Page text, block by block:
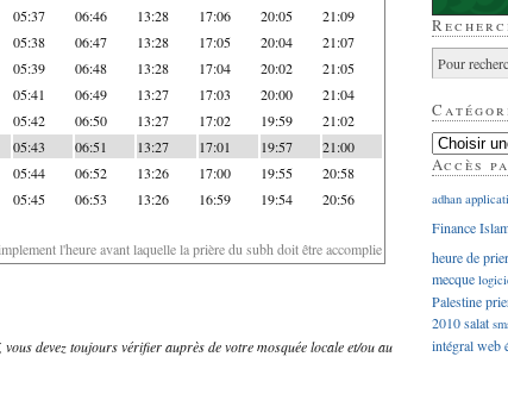
05:37 06:46 13:28 17:06 20:05 21:09
05:38 06:47 13:28 17:05 20:04 21:07
05:39 06:48 13:28 17:04 20:02 21:05
05:41 06:49 13:27 17:03 20:00 21:04
05:42 06:50 13:27 17:02 19:59 21:02
05:43 06:51 13:27 17:01 19:57 21:00
05:44 06:52 13:26 17:00 19:55 20:58
05:45 06:53 13:26 16:59 19:54 20:56
l'heure avant laquelle la prière du subh doit être accomplie
devez toujours vérifier auprès de votre mosquée locale et/ou au
Accès
adhan
Finance
heure de
mecque
Palestine
2010salat
intégralweb